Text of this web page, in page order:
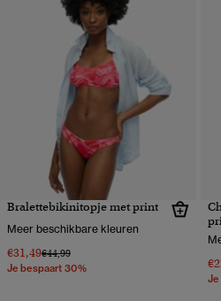
Bralettebikinitopje met print
Meer beschikbare kleuren
€31,49Prijs verlaagd van
€44,99naar
Je bespaart 30%
Je